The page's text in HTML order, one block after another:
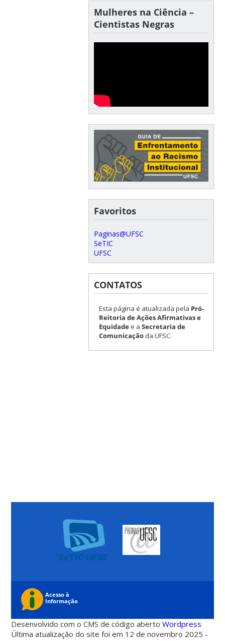
Mulheres na Ciência –
Cientistas Negras
Favoritos
Paginas@UFSC
SeTIC
UFSC
CONTATOS
Esta página é atualizada pela Pró-
Reitoria de Ações Afirmativas e
Equidadee a Secretaria de
Comunicaçãoda UFSC.
Desenvolvido com o CMS de código abertoWordpress
Última atualização do site foi em 12 de novembro 2025 -